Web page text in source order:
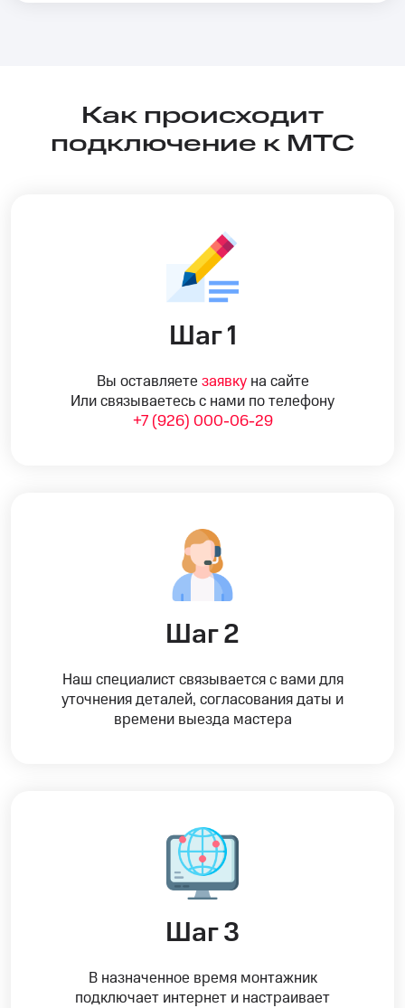
Как происходит
подключение к МТС
Шаг 1
Вы оставляете заявкуна сайте
Или связываетесь с нами по телефону
+7 (926) 000-06-29
Шаг 2
Наш специалист связывается с вами для
уточнения деталей, согласования даты и
времени выезда мастера
Шаг 3
В назначенное время монтажник
подключает интернет и настраивает